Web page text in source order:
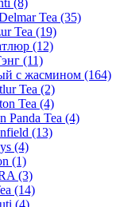
Tea (35)
Tea (19)
(12)
(11)
с жасмином (164)
Tea (2)
Tea (4)
Panda Tea (4)
(13)
(4)
(1)
(3)
(14)
(4)